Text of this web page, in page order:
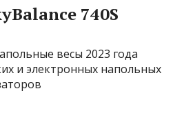
740S